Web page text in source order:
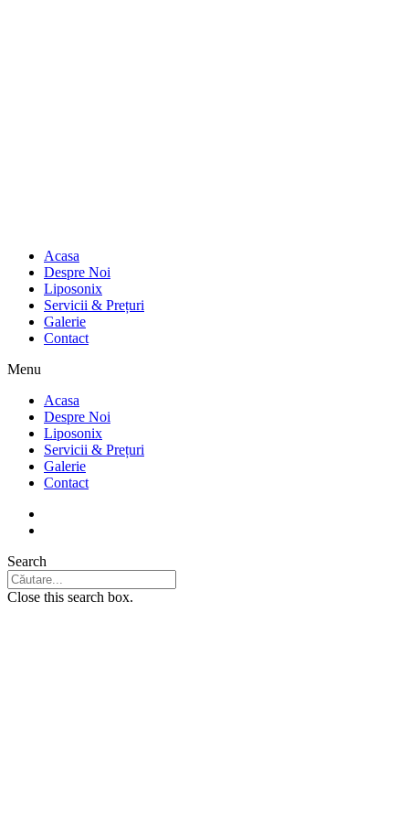
Acasa
Despre Noi
Liposonix
Servicii & Prețuri
Galerie
Contact
Menu
Acasa
Despre Noi
Liposonix
Servicii & Prețuri
Galerie
Contact
Search
Close this search box.